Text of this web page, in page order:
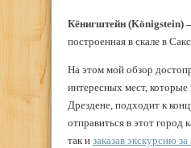
Кёнигштейн (Königstein) –
построенная в скале в
На этом мой обзор
интересных мест,
Дрездене, подходит к
отправиться в этот город
так и заказав экскурсию